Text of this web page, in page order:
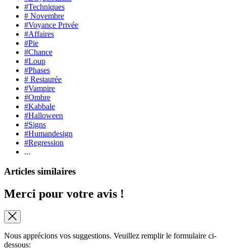
#Techniques
# Novembre
#Voyance Privée
#Affaires
#Pie
#Chance
#Loup
#Phases
# Restaurée
#Vampire
#Ombre
#Kabbale
#Halloween
#Signs
#Humandesign
#Regression
...
Articles similaires
Merci pour votre avis !
Nous apprécions vos suggestions. Veuillez remplir le formulaire ci-
dessous: